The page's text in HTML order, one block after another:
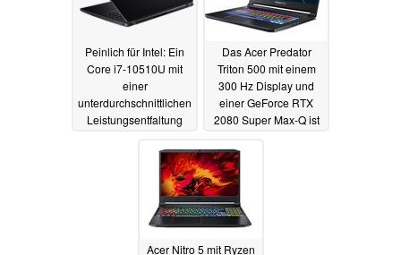
Peinlich für Intel: Ein
Core i7-10510U mit
einer
unterdurchschnittlichen
Leistungsentfaltung
als der zwei Jahre alte
Core i5-8250U
Das Acer Predator
Triton 500 mit einem
300 Hz Display und
einer GeForce RTX
2080 Super Max-Q ist
Acer Nitro 5 mit Ryzen